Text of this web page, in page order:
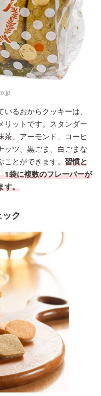
るおからクッキーは、
リットです。スタンダー
茶、アーモンド、コーヒ
ッツ、黒ごま、白ごまな
とができます。 習慣と
1袋に複数のフレーバーが
す。
ク